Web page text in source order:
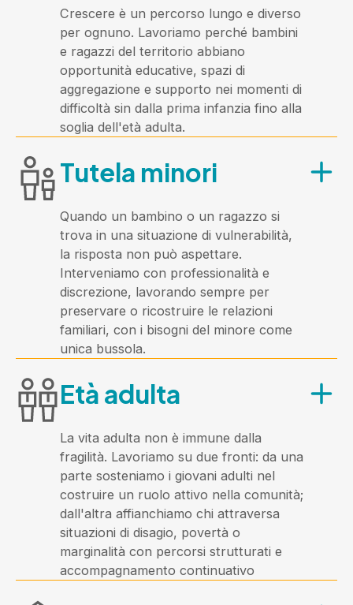
collaborazioni con altri soggetti del
territorio.
situazione di difficoltà o bisogno.
Cosa offre?
In ogni Comune è presente
un'assistente sociale di riferimento che
garantisce l'analisi dei bisogni, la
valutazione professionale e la
adattando tempi e modalità alle
Crescere è un percorso lungo e diverso
per ognuno. Lavoriamo perché bambini
e ragazzi del territorio abbiano
opportunità educative, spazi di
aggregazione e supporto nei momenti di
difficoltà sin dalla prima infanzia fino alla
soglia dell'età adulta.
A tutti i bambini e ragazzi dell'Ambito di
indirettamente alle loro famiglie, agli
educatori e alle scuole.
Cosa offre?
Percorsi mirati per ogni fascia d'età: 0-
6 anni, 7-11 anni, 11-13 anni, 14-17 anni.
Sportelli psicopedagogici, spazi compiti,
progetti di aggregazione,
e raccordo tra i servizi educativi
Tutela minori
Quando un bambino o un ragazzo si
trova in una situazione di vulnerabilità,
la risposta non può aspettare.
Interveniamo con professionalità e
discrezione, lavorando sempre per
preservare o ricostruire le relazioni
familiari, con i bisogni del minore come
unica bussola.
A minori e famiglie dell'Ambito coinvolti
ordinaria o minorile.
Cosa offre?
Interventi educativi domiciliari, incontri
protetti, accoglienza familiare,
supporto ai percorsi di autonomia per i
ragazzi che escono dalla tutela.
Lavoriamo in stretta collaborazione
Età adulta
La vita adulta non è immune dalla
fragilità. Lavoriamo su due fronti: da una
parte sosteniamo i giovani adulti nel
costruire un ruolo attivo nella comunità;
dall'altra affianchiamo chi attraversa
situazioni di disagio, povertà o
marginalità con percorsi strutturati e
accompagnamento continuativo